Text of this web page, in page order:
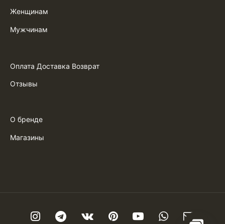
Женщинам
Мужчинам
Оплата Доставка Возврат
Отзывы
О бренде
Магазины